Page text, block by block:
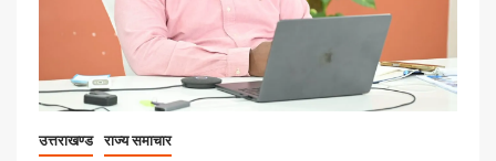
उत्तराखण्ड राज्य समाचार